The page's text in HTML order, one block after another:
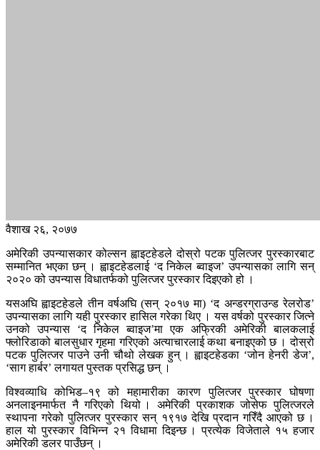
वैशाख २६, २०७७
अमेरिकी उपन्यासकार कोल्सन ह्वाइटहेडले दोस्रो पटक पुलित्जर पुरस्कारबाट
सम्मानित भएका छन् । ह्वाइटहेडलाई ‘द निकेल ब्वाइज’ उपन्यासका लागि सन्
२०२० को उपन्यास विधातर्फको पुलित्जर पुरस्कार दिइएको हो ।
यसअघि ह्वाइटहेडले तीन वर्षअघि (सन् २०१७ मा) ‘द अन्डरग्राउन्ड रेलरोड’
उपन्यासका लागि यही पुरस्कार हासिल गरेका थिए । यस वर्षको पुरस्कार जित्ने
उनको उपन्यास ‘द निकेल ब्वाइज’मा एक अफ्रिकी अमेरिकी बालकलाई
फ्लोरिडाको बालसुधार गृहमा गरिएको अत्याचारलाई कथा बनाइएको छ । दोस्रो
पटक पुलित्जर पाउने उनी चौथो लेखक हुन् । ह्वाइटहेडका ‘जोन हेनरी डेज’,
‘साग हार्बर’ लगायत पुस्तक प्रसिद्ध छन् ।
विश्वव्याधि कोभिड–१९ को महामारीका कारण पुलित्जर पुरस्कार घोषणा
अनलाइनमार्फत नै गरिएको थियो । अमेरिकी प्रकाशक जोसेफ पुलित्जरले
स्थापना गरेको पुलित्जर पुरस्कार सन् १९१७ देखि प्रदान गरिँदै आएको छ ।
हाल यो पुरस्कार विभिन्न २१ विधामा दिइन्छ । प्रत्येक विजेताले १५ हजार
अमेरिकी डलर पाउँछन् ।